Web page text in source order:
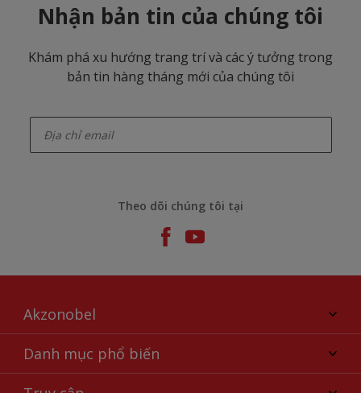
Nhận bản tin của chúng tôi
Khám phá xu hướng trang trí và các ý tưởng trong
bản tin hàng tháng mới của chúng tôi
Theo dõi chúng tôi tại
Akzonobel
Giới thiệu về AkzoNobel
Liên hệ chúng tôi
Danh mục phổ biến
Tìm màu sắc